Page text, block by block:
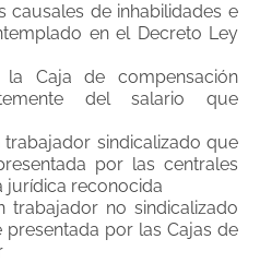
causales de inhabilidades e
en el Decreto Ley
Caja de compensación
del salario que
sindicalizado que
por las centrales
jurídica reconocida
trabajador no sindicalizado
por las Cajas de